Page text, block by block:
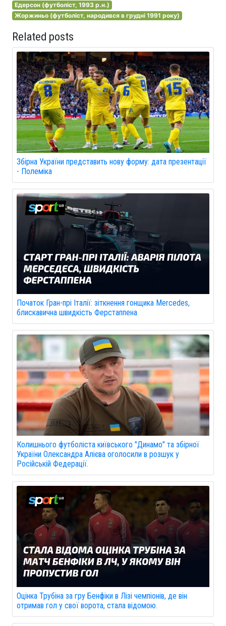
Едерсон (футболіст, 1993 р.н.)
Жоржиньо (футболіст, народився в грудні 1991 року)
Related posts
Збірна України представить нову форму: дата презентації
- Полеміка
Початок Гран-прі Італії: зіткнення гонщика Mercedes,
блискавична швидкість Ферстаппена
Колишнього футболіста київського "Динамо" та збірної
України Олександра Алієва оголосили в розшук у
Російській Федерації.
Оцінка Трубіна за гру Бенфіки в Лізі чемпіонів, де він
отримав гол у свої ворота, стала відомою.